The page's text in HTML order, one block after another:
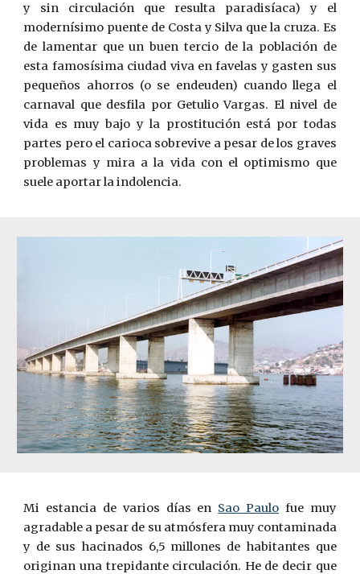
y sin circulación que resulta paradisíaca) y el
modernísimo puente de Costa y Silva que la cruza. Es
de lamentar que un buen tercio de la población de
esta famosísima ciudad viva en favelas y gasten sus
pequeños ahorros (o se endeuden) cuando llega el
carnaval que desfila por Getulio Vargas. El nivel de
vida es muy bajo y la prostitución está por todas
partes pero el carioca sobrevive a pesar de los graves
problemas y mira a la vida con el optimismo que
suele aportar la indolencia.
Mi estancia de varios días en Sao Paulo fue muy
agradable a pesar de su atmósfera muy contaminada
y de sus hacinados 6,5 millones de habitantes que
originan una trepidante circulación. He de decir que